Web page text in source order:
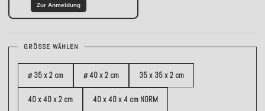
Zur Anmeldung
GRÖSSE WÄHLEN
ø 35 x 2 cm ø 40 x 2 cm 35 x 35 x 2 cm
40 x 40 x 2 cm 40 x 40 x 4 cm NORM